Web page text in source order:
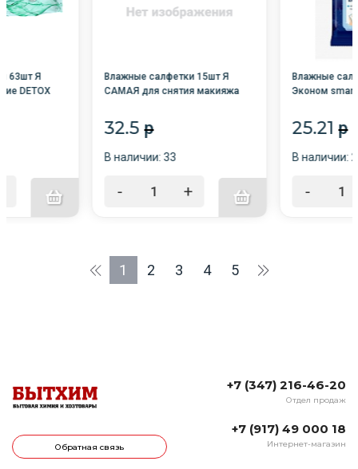
63шт Я
DETOX
Влажные салфетки 15шт Я
САМАЯ для снятия макияжа
32.5 p
В наличии: 33
- +
Влажные
Эконом smart
25.21 p
В наличии:
-
1 2 3 4 5
Обратная связь
+7 (347) 216-46-20
Отдел продаж
+7 (917) 49 000 18
Интернет-магазин